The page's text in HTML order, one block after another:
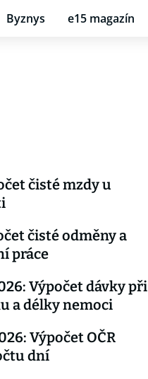
Byznys e15 magazín
čisté mzdy u
čisté odměny a
práce
Výpočet dávky při
a délky nemoci
Výpočet OČR
dní